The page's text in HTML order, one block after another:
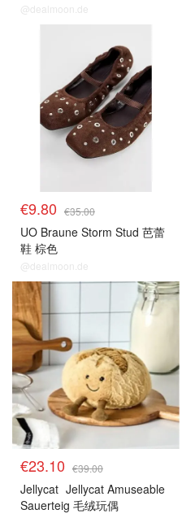
@dealmoon.de
€9.80 €35.00
UO Braune Storm Stud 芭蕾
鞋 棕色
@dealmoon.de
€23.10 €39.00
Jellycat Jellycat Amuseable
Sauerteig 毛绒玩偶